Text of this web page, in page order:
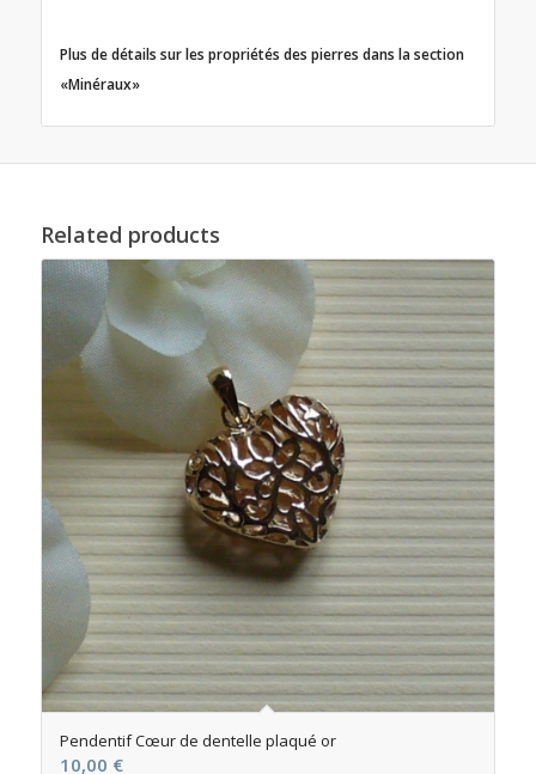
Plus de détails sur les propriétés des pierres dans la section
«Minéraux»
Related products
Pendentif Cœur de dentelle plaqué or
10,00 €